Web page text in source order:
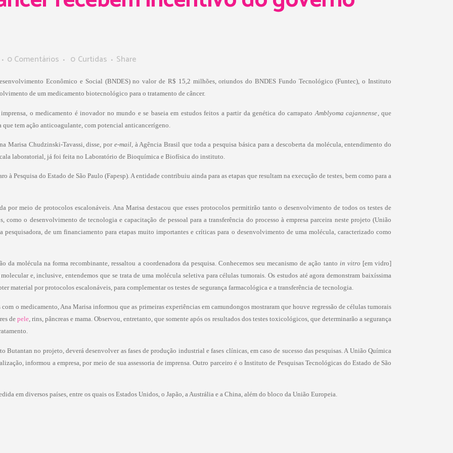
0 Comentários 0 Curtidas Share
Econômico e Social (BNDES) no valor de R$ 15,2 milhões, oriundos do BNDES Fundo Tecnológico (Funtec), o Instituto
de um medicamento biotecnológico para o tratamento de câncer.
o medicamento é inovador no mundo e se baseia em estudos feitos a partir da genética do carrapato Amblyoma cajannense , que
tem ação anticoagulante, com potencial anticancerígeno.
Marisa Chudzinski-Tavassi, disse, por e-mail, à Agência Brasil que toda a pesquisa básica para a descoberta da molécula, entendimento do
laboratorial, já foi feita no Laboratório de Bioquímica e Biofísica do instituto.
à Pesquisa do Estado de São Paulo (Fapesp). A entidade contribuiu ainda para as etapas que resultam na execução de testes, bem como para a
por meio de protocolos escalonáveis. Ana Marisa destacou que esses protocolos permitirão tanto o desenvolvimento de todos os testes de
como o desenvolvimento de tecnologia e capacitação de pessoal para a transferência do processo à empresa parceira neste projeto (União
pesquisadora, de um financiamento para etapas muito importantes e críticas para o desenvolvimento de uma molécula, caracterizado como
da molécula na forma recombinante, ressaltou a coordenadora da pesquisa. Conhecemos seu mecanismo de ação tanto in vitro [em vidro]
e, inclusive, entendemos que se trata de uma molécula seletiva para células tumorais. Os estudos até agora demonstram baixíssima
material por protocolos escalonáveis, para complementar os testes de segurança farmacológica e a transferência de tecnologia.
o medicamento, Ana Marisa informou que as primeiras experiências em camundongos mostraram que houve regressão de células tumorais
de pele, rins, pâncreas e mama. Observou, entretanto, que somente após os resultados dos testes toxicológicos, que determinarão a segurança
no projeto, deverá desenvolver as fases de produção industrial e fases clínicas, em caso de sucesso das pesquisas. A União Química
informou a empresa, por meio de sua assessoria de imprensa. Outro parceiro é o Instituto de Pesquisas Tecnológicas do Estado de São
em diversos países, entre os quais os Estados Unidos, o Japão, a Austrália e a China, além do bloco da União Europeia.